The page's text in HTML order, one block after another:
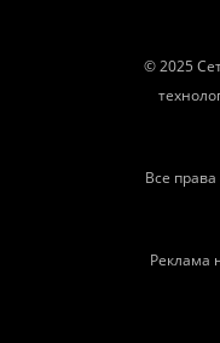
© 2025
Все
Реклама